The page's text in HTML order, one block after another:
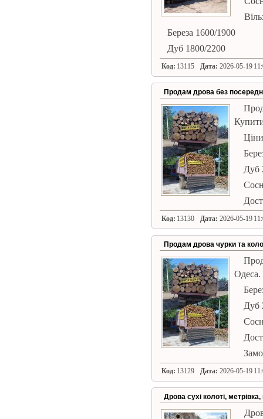
Береза ​​1600/1900
Дуб 1800/2200
Код: 13115 Дата: 2026-05-19
Продам дрова без
Дуб
Код: 13130 Дата: 2026-05-19
Продам дрова чурки та
Дуб
Код: 13129 Дата: 2026-05-19
Дрова сухі колоті,